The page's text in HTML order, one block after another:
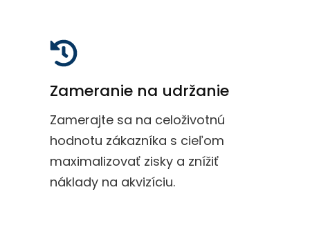
Zameranie na udržanie
Zamerajte sa na celoživotnú
hodnotu zákazníka s cieľom
maximalizovať zisky a znížiť
náklady na akvizíciu.